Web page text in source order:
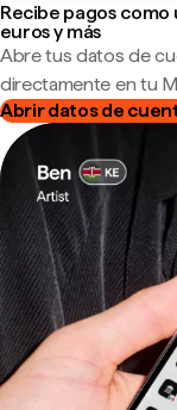
Recibe pagos
euros y más
Abre tus datos de
directamente en tu
Abrir datos de